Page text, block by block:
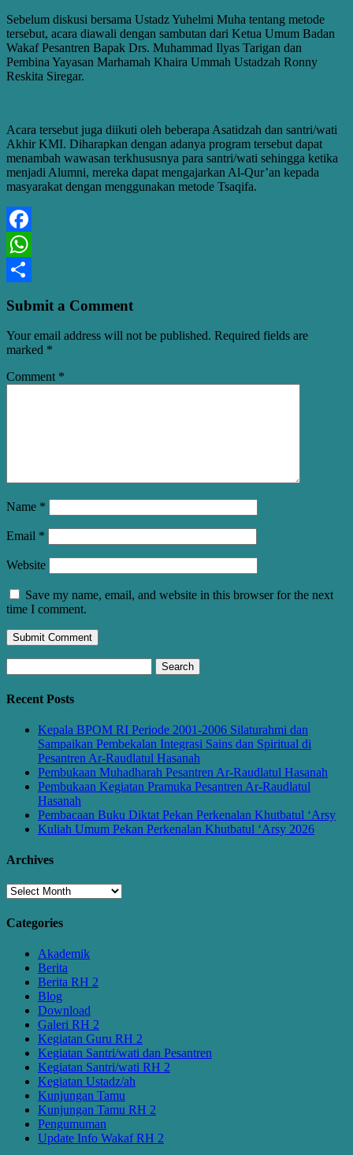
Sebelum diskusi bersama Ustadz Yuhelmi Muha tentang metode
tersebut, acara diawali dengan sambutan dari Ketua Umum Badan
Wakaf Pesantren Bapak Drs. Muhammad Ilyas Tarigan dan
Pembina Yayasan Marhamah Khaira Ummah Ustadzah Ronny
Reskita Siregar.
Acara tersebut juga diikuti oleh beberapa Asatidzah dan santri/wati
Akhir KMI. Diharapkan dengan adanya program tersebut dapat
menambah wawasan terkhususnya para santri/wati sehingga ketika
menjadi Alumni, mereka dapat mengajarkan Al-Qur’an kepada
masyarakat dengan menggunakan metode Tsaqifa.
Facebook
WhatsApp
Submit a Comment
Your email address will not be published. Required fields are
marked *
Comment *
Name *
Email *
Website
Save my name, email, and website in this browser for the next
time I comment.
for:
Recent Posts
Kepala BPOM RI Periode 2001-2006 Silaturahmi dan
Sampaikan Pembekalan Integrasi Sains dan Spiritual di
Pesantren Ar-Raudlatul Hasanah
Pembukaan Muhadharah Pesantren Ar-Raudlatul Hasanah
Pembukaan Kegiatan Pramuka Pesantren Ar-Raudlatul
Hasanah
Pembacaan Buku Diktat Pekan Perkenalan Khutbatul ‘Arsy
Kuliah Umum Pekan Perkenalan Khutbatul ‘Arsy 2026
Archives
Archives
Categories
Akademik
Berita
Berita RH 2
Blog
Download
Galeri RH 2
Kegiatan Guru RH 2
Kegiatan Santri/wati dan Pesantren
Kegiatan Santri/wati RH 2
Kegiatan Ustadz/ah
Kunjungan Tamu
Kunjungan Tamu RH 2
Pengumuman
Update Info Wakaf RH 2